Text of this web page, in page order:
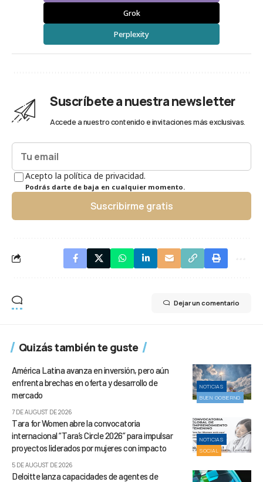
Grok
Perplexity
Suscríbete a nuestra newsletter
Accede a nuestro contenido e invitaciones más exclusivas.
Acepto la política de privacidad.
Podrás darte de baja en cualquier momento.
Suscribirme gratis
Dejar un comentario
Quizás también te guste
NOTICIAS
BUEN GOBIERNO
América Latina avanza en inversión, pero aún
enfrenta brechas en oferta y desarrollo de
mercado
7 DE AUGUST DE 2026
NOTICIAS
SOCIAL
Tara for Women abre la convocatoria
internacional “Tara’s Circle 2026” para impulsar
proyectos liderados por mujeres con impacto
5 DE AUGUST DE 2026
Deloitte lanza capacidades de agentes de